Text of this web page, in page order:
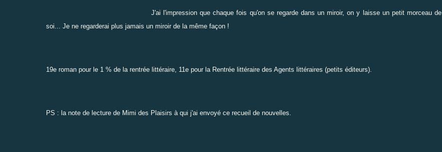
J'ai l'impression que chaque fois qu'on se regarde dans un miroir, on y laisse un petit morceau de
soi... Je ne regarderai plus jamais un miroir de la même façon !
19e roman pour le 1 % de la rentrée littéraire , 11e pour la Rentrée littéraire des Agents littéraires (petits éditeurs).
PS : la note de lecture de Mimi des Plaisirs à qui j'ai envoyé ce recueil de nouvelles.